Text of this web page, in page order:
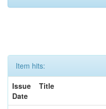
Item hits:
Issue
Date
Title